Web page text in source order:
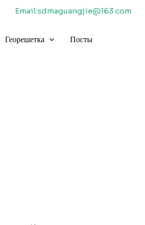
Email:sdmaguangjie@163.com
Георешетка Посты